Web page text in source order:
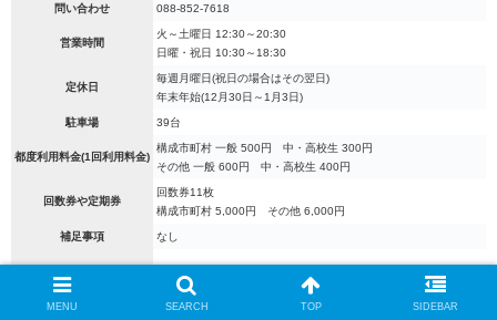
問い合わせ 088-852-7618
営業時間
火～土曜日 12:30～20:30
日曜・祝日 10:30～18:30
定休日
毎週月曜日(祝日の場合はその翌日)
年末年始(12月30日～1月3日)
駐車場 39台
都度利用料金(1回利用料金)
構成市町村 一般 500円 中・高校生 300円
その他 一般 600円 中・高校生 400円
回数券や定期券
回数券11枚
構成市町村 5,000円 その他 6,000円
補足事項 なし
MENU SEARCH TOP SIDEBAR